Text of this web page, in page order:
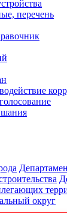
перечень
округ